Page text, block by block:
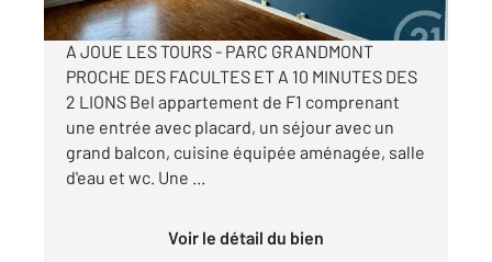
A JOUE LES TOURS - PARC GRANDMONT
PROCHE DES FACULTES ET A 10 MINUTES DES
2 LIONS Bel appartement de F1 comprenant
une entrée avec placard, un séjour avec un
grand balcon, cuisine équipée aménagée, salle
d'eau et wc. Une ...
Voir le détail du bien